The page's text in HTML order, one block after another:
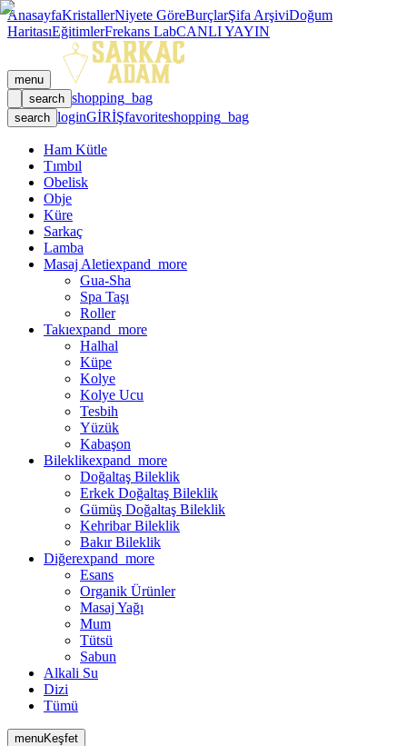
AnasayfaKristallerNiyete GöreBurçlarŞifa ArşiviDoğum
HaritasıEğitimlerFrekans LabCANLI YAYIN
menu
search shopping_bag
search loginGİRİŞfavoriteshopping_bag
Ham Kütle
Tımbıl
Obelisk
Obje
Küre
Sarkaç
Lamba
Masaj Aletiexpand_more
Gua-Sha
Spa Taşı
Roller
Takıexpand_more
Halhal
Küpe
Kolye
Kolye Ucu
Tesbih
Yüzük
Kabaşon
Bileklikexpand_more
Doğaltaş Bileklik
Erkek Doğaltaş Bileklik
Gümüş Doğaltaş Bileklik
Kehribar Bileklik
Bakır Bileklik
Diğerexpand_more
Esans
Organik Ürünler
Masaj Yağı
Mum
Tütsü
Sabun
Alkali Su
Dizi
Tümü
menuKeşfet